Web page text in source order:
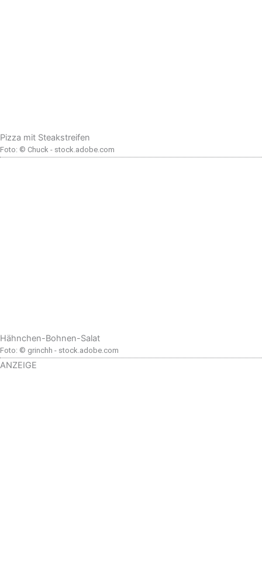
Pizza mit Steakstreifen
Foto: © Chuck - stock.adobe.com
Hähnchen-Bohnen-Salat
Foto: © grinchh - stock.adobe.com
ANZEIGE